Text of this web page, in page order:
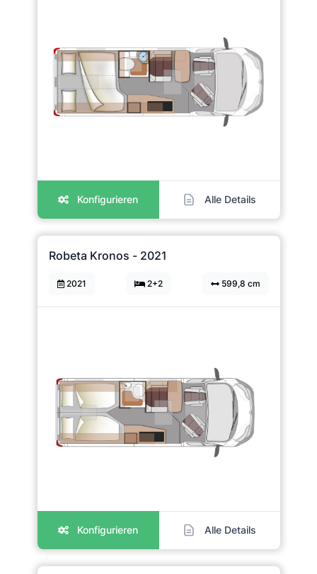
Konfigurieren Alle Details
Robeta Kronos - 2021
2021 2+2 599,8 cm
Konfigurieren Alle Details